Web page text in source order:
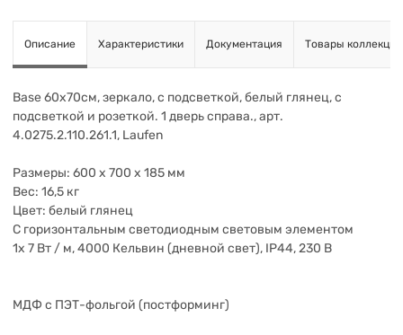
Описание Характеристики Документация Товары коллекции
Base 60х70см, зеркало, с подсветкой, белый глянец, с
подсветкой и розеткой. 1 дверь справа., арт.
4.0275.2.110.261.1, Laufen
Размеры: 600 x 700 x 185 мм
Вес: 16,5 кг
Цвет: белый глянец
С горизонтальным светодиодным световым элементом
1x 7 Вт / м, 4000 Кельвин (дневной свет), IP44, 230 В
МДФ с ПЭТ-фольгой (постформинг)